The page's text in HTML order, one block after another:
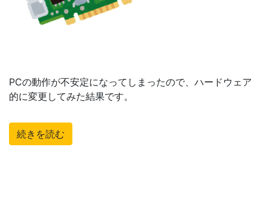
PCの動作が不安定になってしまったので、ハードウェア
的に変更してみた結果です。
続きを読む